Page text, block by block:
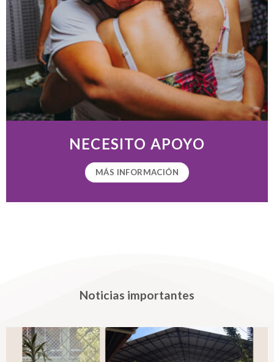
NECESITO APOYO
MÁS INFORMACIÓN
Noticias importantes